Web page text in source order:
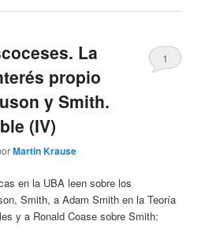
La
propio
y Smith.
(IV)
Martin Krause
1
en la UBA leen sobre los
Smith, a Adam Smith en la Teoría
y a Ronald Coase sobre Smith: